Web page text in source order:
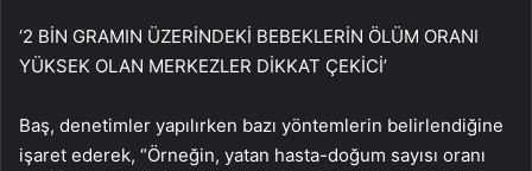
‘2 BİN GRAMIN ÜZERİNDEKİ BEBEKLERİN ÖLÜM ORANI
YÜKSEK OLAN MERKEZLER DİKKAT ÇEKİCİ’
Baş, denetimler yapılırken bazı yöntemlerin belirlendiğine
işaret ederek, “Örneğin, yatan hasta-doğum sayısı oranı